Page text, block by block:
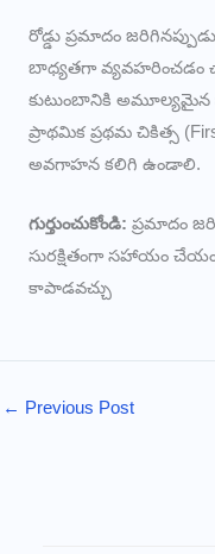
రోడ్డు ప్రమాదం
బాధ్యతగా వ్యవహరించడం
కుటుంబానికి అమూల్యమైన
ప్రాథమిక ప్రథమ చికిత్స
అవగాహన కలిగి ఉండాలి.
గుర్తుంచుకోండి: ప్రమాదం
సురక్షితంగా సహాయం
కాపాడవచ్చు
← Previous Post